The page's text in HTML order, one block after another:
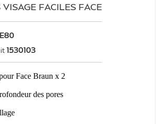
VISAGE FACILES FACE
1530103
Face Braun x 2
des pores